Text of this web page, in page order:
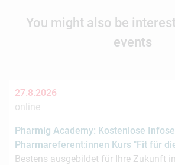
You might also be
events
27.8.2026
online
Pharmig Academy: Kostenlose
Pharmareferent:innen Kurs "Fit für
Bestens ausgebildet für Ihre Zukunft